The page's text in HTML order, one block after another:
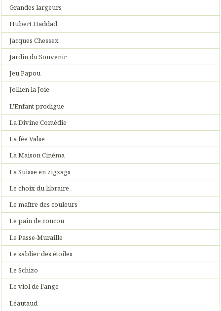
Grandes largeurs
Hubert Haddad
Jacques Chessex
Jardin du Souvenir
Jeu Papou
Jollien la Joie
L'Enfant prodigue
La Divine Comédie
La fée Valse
La Maison Cinéma
La Suisse en zigzags
Le choix du libraire
Le maître des couleurs
Le pain de coucou
Le Passe-Muraille
Le sablier des étoiles
Le Schizo
Le viol de l'ange
Léautaud